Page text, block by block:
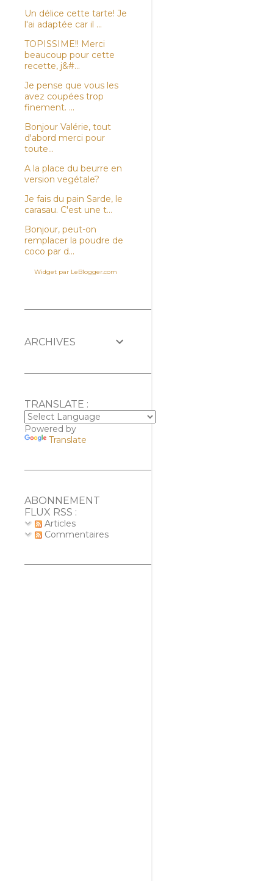
Un délice cette tarte! Je
l'ai adaptée car il ...
TOPISSIME!! Merci
beaucoup pour cette
recette, j&#...
Je pense que vous les
avez coupées trop
finement. ...
Bonjour Valérie, tout
d'abord merci pour
toute...
A la place du beurre en
version vegétale?
Je fais du pain Sarde, le
carasau. C'est une t...
Bonjour, peut-on
remplacer la poudre de
coco par d...
Widget par LeBlogger.com
ARCHIVES
TRANSLATE :
Powered by
Translate
ABONNEMENT
FLUX RSS :
Articles
Commentaires